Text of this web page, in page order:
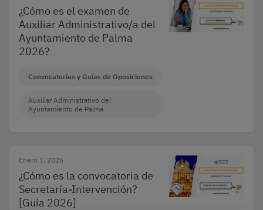
¿Cómo es el examen de
Auxiliar Administrativo/a del
Ayuntamiento de Palma
2026?
Convocatorias y Guías de Oposiciones
Auxiliar Administrativo del
Ayuntamiento de Palma
Enero 1, 2026
¿Cómo es la convocatoria de
Secretaría-Intervención?
[Guía 2026]